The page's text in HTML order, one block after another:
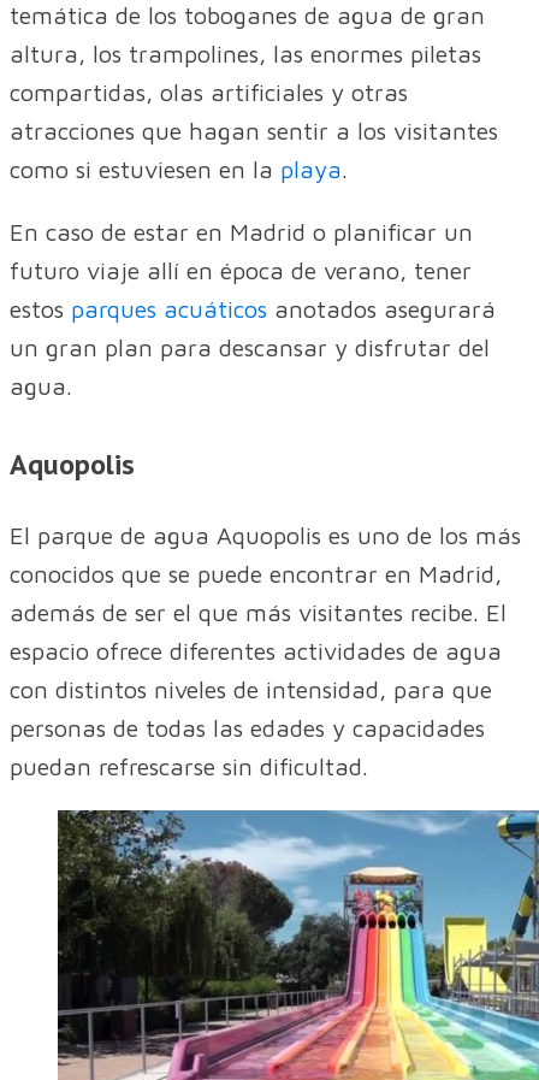
temática de los toboganes de agua de gran
altura, los trampolines, las enormes piletas
compartidas, olas artificiales y otras
atracciones que hagan sentir a los visitantes
como si estuviesen en la playa
En caso de estar en Madrid o planificar un
futuro viaje allí en época de verano, tener
estos parques acuáticos anotados asegurará
un gran plan para descansar y disfrutar del
agua.
Aquopolis
El parque de agua Aquopolis es uno de los más
conocidos que se puede encontrar en Madrid,
además de ser el que más visitantes recibe. El
espacio ofrece diferentes actividades de agua
con distintos niveles de intensidad, para que
personas de todas las edades y capacidades
puedan refrescarse sin dificultad.